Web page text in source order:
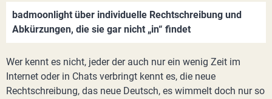
badmoonlight über individuelle Rechtschreibung und
Abkürzungen, die sie gar nicht „in“ findet
Wer kennt es nicht, jeder der auch nur ein wenig Zeit im
Internet oder in Chats verbringt kennt es, die neue
Rechtschreibung, das neue Deutsch, es wimmelt doch nur so